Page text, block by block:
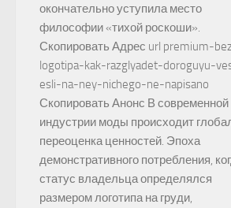
окончательно уступила место
философии «тихой роскоши».
Скопировать Адрес url premium-
logotipa-kak-razglyadet-doroguyu-
esli-na-ney-nichego-ne-napisano
Скопировать Анонс В современной
индустрии моды происходит
переоценка ценностей. Эпоха
демонстративного потребления,
статус владельца определялся
размером логотипа на груди,